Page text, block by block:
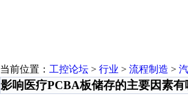
当前位置： 工控论坛 > 行业 > 流程制造 >
影响医疗PCBA板储存的主要因素有